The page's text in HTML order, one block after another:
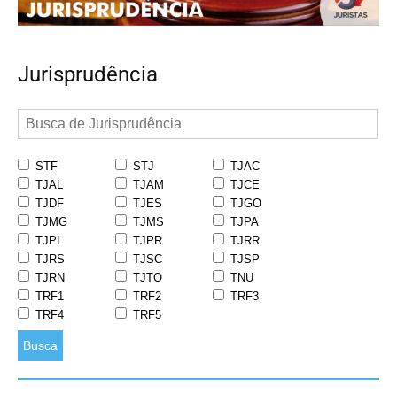
Jurisprudência
STF STJ
TJAC
TJAL
TJAM
TJCE
TJDF
TJES
TJGO
TJMG
TJMS
TJPA
TJPI
TJPR
TJRR
TJRS
TJSC
TJSP
TJRN
TJTO
TNU
TRF1
TRF2
TRF3
TRF4
TRF5
Busca